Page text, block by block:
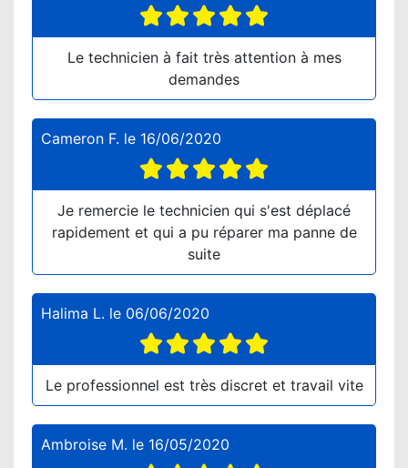
Le technicien à fait très attention à mes
demandes
Cameron F. le 16/06/2020
Je remercie le technicien qui s'est déplacé
rapidement et qui a pu réparer ma panne de
suite
Halima L. le 06/06/2020
Le professionnel est très discret et travail vite
Ambroise M. le 16/05/2020